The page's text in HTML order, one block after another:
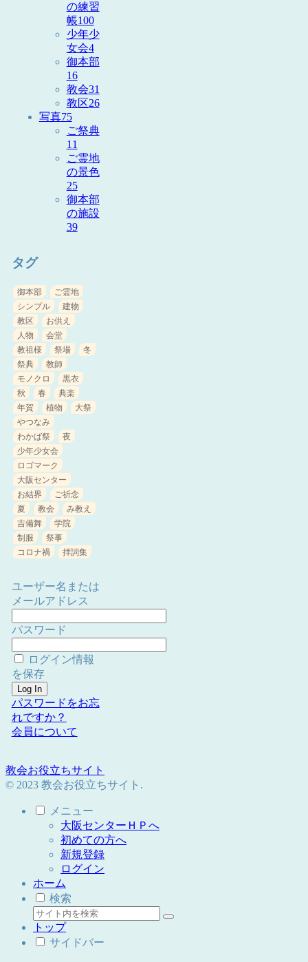
の練習
帳100
少年少
女会4
御本部
16
教会31
教区26
写真75
ご祭典
11
ご霊地
の景色
25
御本部
の施設
39
タグ
御本部
ご霊地
シンプル
建物
教区
お供え
人物
会堂
教祖様
祭場
冬
祭典
教師
モノクロ
黒衣
秋
春
典楽
年賀
植物
大祭
やつなみ
わかば祭
夜
少年少女会
ロゴマーク
大阪センター
お結界
ご祈念
夏
教会
み教え
吉備舞
学院
制服
祭事
コロナ禍
拝詞集
ユーザー名または
メールアドレス
パスワード
ログイン情報
を保存
パスワードをお忘
れですか？
会員について
教会お役立ちサイト
© 2023 教会お役立ちサイト.
メニュー
大阪センターＨＰへ
初めての方へ
新規登録
ログイン
ホーム
検索
トップ
サイドバー